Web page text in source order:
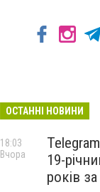
ОСТАННІ НОВИНИ
19-
років
18:03
Вчора